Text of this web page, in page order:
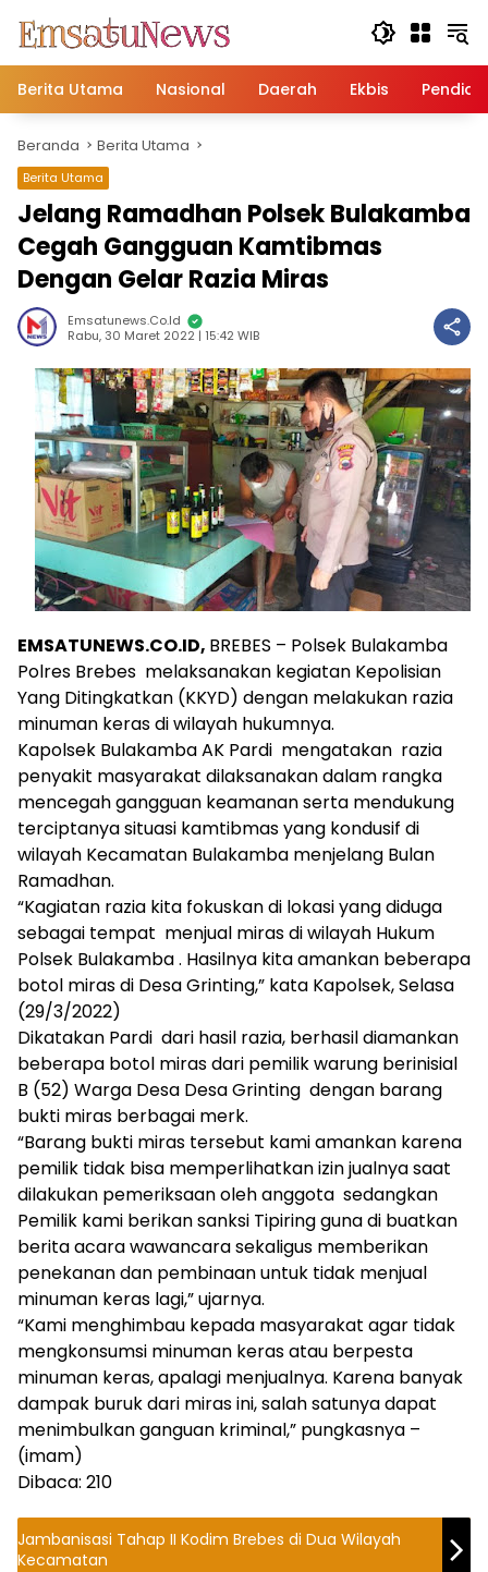
konten
Berita Utama
Nasional Daerah Ekbis
Beranda Berita Utama
Berita Utama
Jelang Ramadhan Polsek Bulakamba
Cegah Gangguan Kamtibmas
Dengan Gelar Razia Miras
Emsatunews.co.id
Rabu, 30 Maret 2022 | 15:42 WIB
EMSATUNEWS.CO.ID, BREBES – Polsek Bulakamba
Polres Brebes melaksanakan kegiatan Kepolisian
Yang Ditingkatkan (KKYD) dengan melakukan razia
minuman keras di wilayah hukumnya.
Kapolsek Bulakamba AK Pardi mengatakan razia
penyakit masyarakat dilaksanakan dalam rangka
mencegah gangguan keamanan serta mendukung
terciptanya situasi kamtibmas yang kondusif di
wilayah Kecamatan Bulakamba menjelang Bulan
Ramadhan.
“Kagiatan razia kita fokuskan di lokasi yang diduga
sebagai tempat menjual miras di wilayah Hukum
Polsek Bulakamba . Hasilnya kita amankan beberapa
botol miras di Desa Grinting,” kata Kapolsek, Selasa
(29/3/2022)
Dikatakan Pardi dari hasil razia, berhasil diamankan
beberapa botol miras dari pemilik warung berinisial
B (52) Warga Desa Desa Grinting dengan barang
bukti miras berbagai merk.
“Barang bukti miras tersebut kami amankan karena
pemilik tidak bisa memperlihatkan izin jualnya saat
dilakukan pemeriksaan oleh anggota sedangkan
Pemilik kami berikan sanksi Tipiring guna di buatkan
berita acara wawancara sekaligus memberikan
penekanan dan pembinaan untuk tidak menjual
minuman keras lagi,” ujarnya.
“Kami menghimbau kepada masyarakat agar tidak
mengkonsumsi minuman keras atau berpesta
minuman keras, apalagi menjualnya. Karena banyak
dampak buruk dari miras ini, salah satunya dapat
menimbulkan ganguan kriminal,” pungkasnya –
(imam)
Dibaca: 210
Jambanisasi Tahap II Kodim Brebes di Dua Wilayah
Kecamatan